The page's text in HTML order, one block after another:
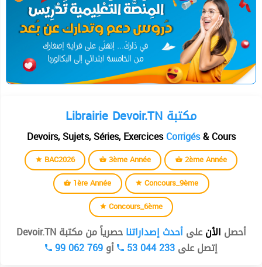
Librairie Devoir.TN مكتبة
Devoirs, Sujets, Séries, ExercicesCorrigés& Cours
BAC2026 3ème Année
2ème Année
1ère Année
Concours_9ème
Concours_6ème
أحصل الأنعلىأحدث إصداراتناحصرياً من مكتبة Devoir.TN
إتصل على53 044 233 أو99 062 769